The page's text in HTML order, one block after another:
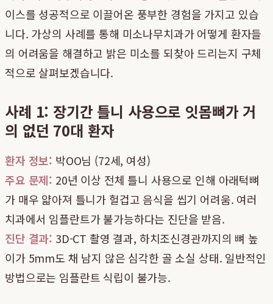
이스를 성공적으로 이끌어온 풍부한 경험을 가지고 있습
니다. 가상의 사례를 통해 미소나무치과가 어떻게 환자들
의 어려움을 해결하고 밝은 미소를 되찾아 드리는지 구체
적으로 살펴보겠습니다.
사례 1: 장기간 틀니 사용으로 잇몸뼈가 거
의 없던 70대 환자
환자 정보: 박OO님 (72세, 여성)
주요 문제: 20년 이상 전체 틀니 사용으로 인해 아래턱뼈
가 매우 얇아져 틀니가 헐겁고 음식을 씹기 어려움. 여러
치과에서 임플란트가 불가능하다는 진단을 받음.
진단 결과: 3D-CT 촬영 결과, 하치조신경관까지의 뼈 높
이가 5mm도 채 남지 않은 심각한 골 소실 상태. 일반적인
방법으로는 임플란트 식립이 불가능.